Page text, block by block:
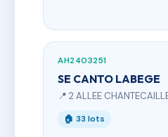
AH2403251
SE CANTO LABEGE
📍 2 ALLEE
🏠 33 lots